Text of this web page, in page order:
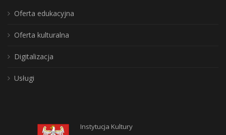
Oferta edukacyjna
Oferta kulturalna
Digitalizacja
Usługi
Instytucja Kultury